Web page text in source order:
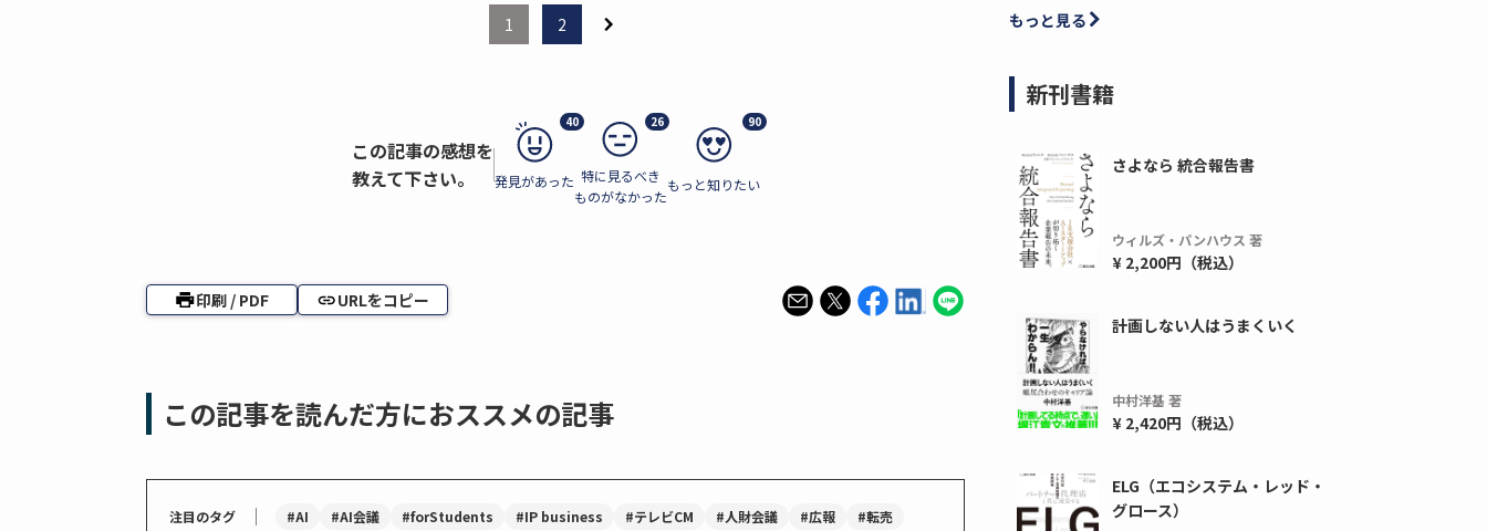
1 2
この記事の感想を
教えて下さい。
40
発見があった
26
特に見るべき
ものがなかった
90
もっと知りたい
印刷 / PDF URLをコピー
この記事を読んだ方におススメの記事
注目のタグ ｜ #AI #AI会議 #forStudents #IP business #テレビCM #人財会議 #広報 #転売
もっと見る
新刊書籍
さよなら 統合報告書
ウィルズ・パンハウス 著
¥ 2,200円（税込）
計画しない人はうまくいく
中村洋基 著
¥ 2,420円（税込）
ELG（エコシステム・レッド・
グロース）